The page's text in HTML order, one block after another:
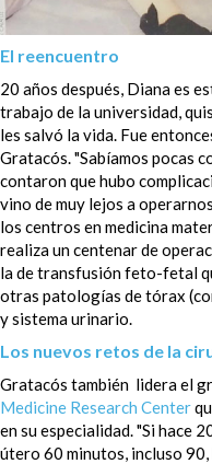
El reencuentro
20 años después, Diana es
trabajo de la universidad,
les salvó la vida. Fue
Gratacós. "Sabíamos pocas
contaron que hubo
vino de muy lejos a
los centros en medicina
realiza un centenar de
la de transfusión feto-fetal
otras patologías de tórax
y sistema urinario.
Los nuevos retos de la
Gratacós también lidera el
Medicine Research Center
en su especialidad. "Si hace
útero 60 minutos, incluso